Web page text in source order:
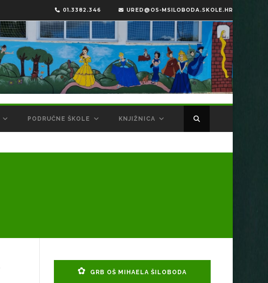
01.3382.346 URED@OS-MSILOBODA.SKOLE.HR
PODRUČNE ŠKOLE KNJIŽNICA
GRB OŠ MIHAELA ŠILOBODA